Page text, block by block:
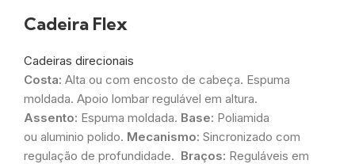
Cadeira Flex
Cadeiras direcionais
Costa: Alta ou com encosto de cabeça. Espuma
moldada. Apoio lombar regulável em altura.
Assento: Espuma moldada. Base: Poliamida
ou aluminio polido. Mecanismo: Sincronizado com
regulação de profundidade. Braços: Reguláveis em